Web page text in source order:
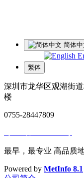
简体中
繁体
深圳市龙华区观湖街
楼
0755-28447809
最早，最专业 高品质
Powered by MetInfo 8.1